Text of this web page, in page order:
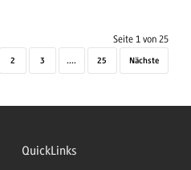
Seite 1 von 25
2 3 .... 25 Nächste
QuickLinks